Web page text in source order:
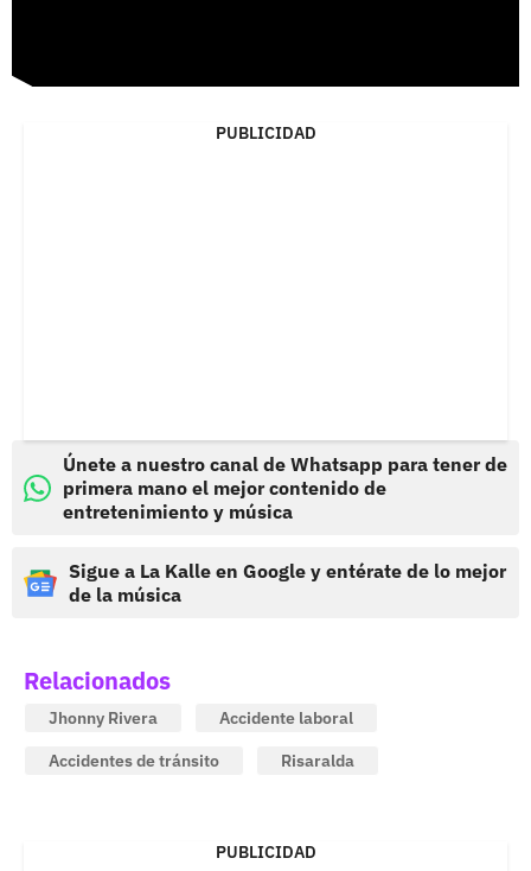
PUBLICIDAD
Únete a nuestro canal de Whatsapp para tener de
primera mano el mejor contenido de
entretenimiento y música
Sigue a La Kalle en Google y entérate de lo mejor
de la música
Relacionados
Jhonny Rivera
Accidente laboral
Accidentes de tránsito
Risaralda
PUBLICIDAD